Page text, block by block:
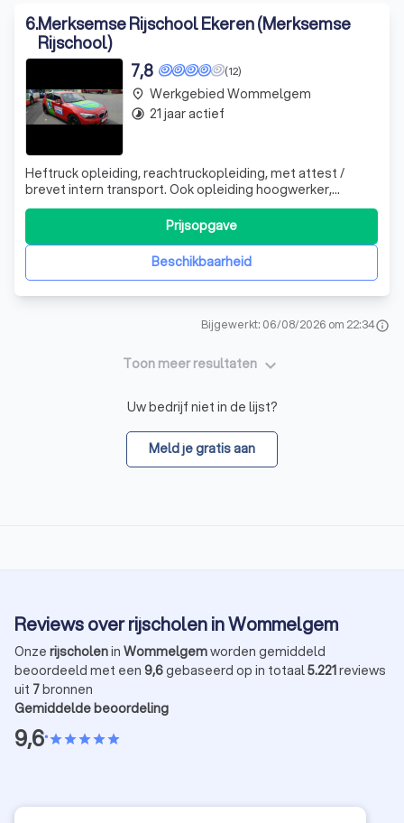
6.Merksemse Rijschool Ekeren (Merksemse
Rijschool)
(12)
7,8
Heftruck opleiding, reachtruckopleiding, met attest /
brevet intern transport. Ook opleiding hoogwerker,
verreiker, stapelaar, smallegang truck en terminal trekker.
Rijbewijzen A, AM, B, BE, C, CE, D en DE. Een gedegen
opleiding voor auto, vrachtwagen, motorfiets en andere...
Ook opfrissing, vervolBeschikbaarheid
Prijsopgave
place Werkgebied Wommelgem
timelapse 21 jaar actief
Bijgewerkt: 06/08/2026 om 22:34info
Toon meer resultaten keyboard_arrow_down
Uw bedrijf niet in de lijst?
Meld je gratis aan
Reviews over rijscholen in Wommelgem
Onze rijscholenin Wommelgemworden gemiddeld
beoordeeld met een 9,6gebaseerd op in totaal5.221reviews
uit 7bronnen
Gemiddelde beoordeling
9,6•starstarstarstarstar